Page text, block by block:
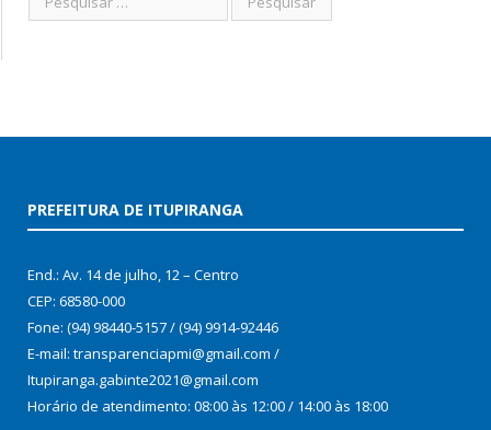
PREFEITURA DE ITUPIRANGA
End.: Av. 14 de julho, 12 – Centro
CEP: 68580-000
Fone: (94) 98440-5157 / (94) 9914-92446
E-mail: transparenciapmi@gmail.com /
Itupiranga.gabinte2021@gmail.com
Horário de atendimento: 08:00 às 12:00 / 14:00 às 18:00